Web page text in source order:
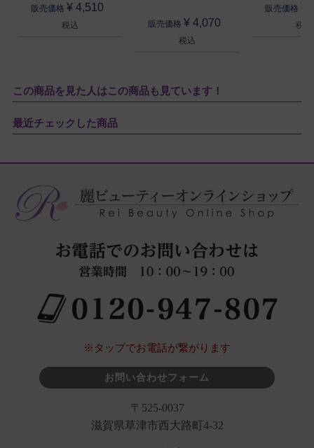
販売価格 ¥ 4,510
税込 販売価格 ¥ 4,070
税込
販売価格
税込
この商品を見た人はこの商品も見ています！
最近チェックした商品
※タップでお電話が繋がります
お問い合わせフォーム
〒525-0037
滋賀県草津市西大路町4-32